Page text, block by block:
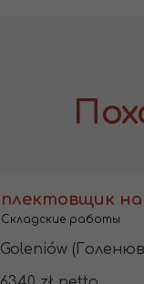
Складские работы
Goleniów